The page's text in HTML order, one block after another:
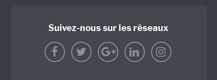
Suivez-nous sur les réseaux